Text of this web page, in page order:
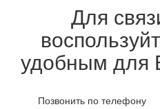
Для
удобным для
Позвонить по телефону